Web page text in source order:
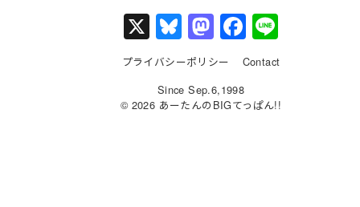
X Bl
u
e
s
M
a
st
o
F
a
c
e
プライバシーポリシー
Contact
Since Sep.6,1998
© 2026 あーたんのBIGてっぱん!!